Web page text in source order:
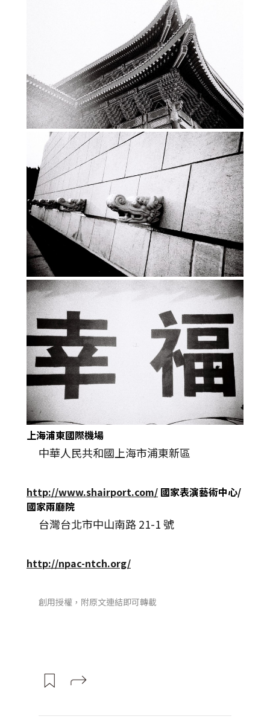
上海浦東國際機場
中華人民共和國上海市浦東新區
http://www.shairport.com/ 國家表演藝術中心/
國家兩廳院
台灣台北市中山南路 21-1 號
http://npac-ntch.org/
創用授權，附原文連結即可轉載